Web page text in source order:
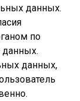
данных.
по
данных.
данных,